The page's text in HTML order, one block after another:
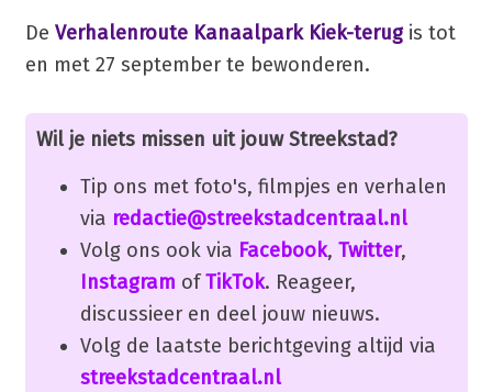
De Verhalenroute Kanaalpark Kiek-terugis tot
en met 27 september te bewonderen.
Wil je niets missen uit jouw Streekstad?
Tip ons met foto's, filmpjes en verhalen
via redactie@streekstadcentraal.nl
Volg ons ook via Facebook, Twitter,
Instagram ofTikTok. Reageer,
discussieer en deel jouw nieuws.
Volg de laatste berichtgeving altijd via
streekstadcentraal.nl